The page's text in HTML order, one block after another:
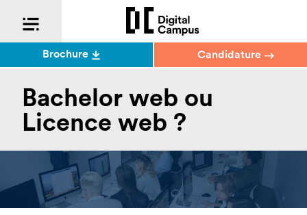
Bachelor web ou
Licence web ?
Brochure Candidature